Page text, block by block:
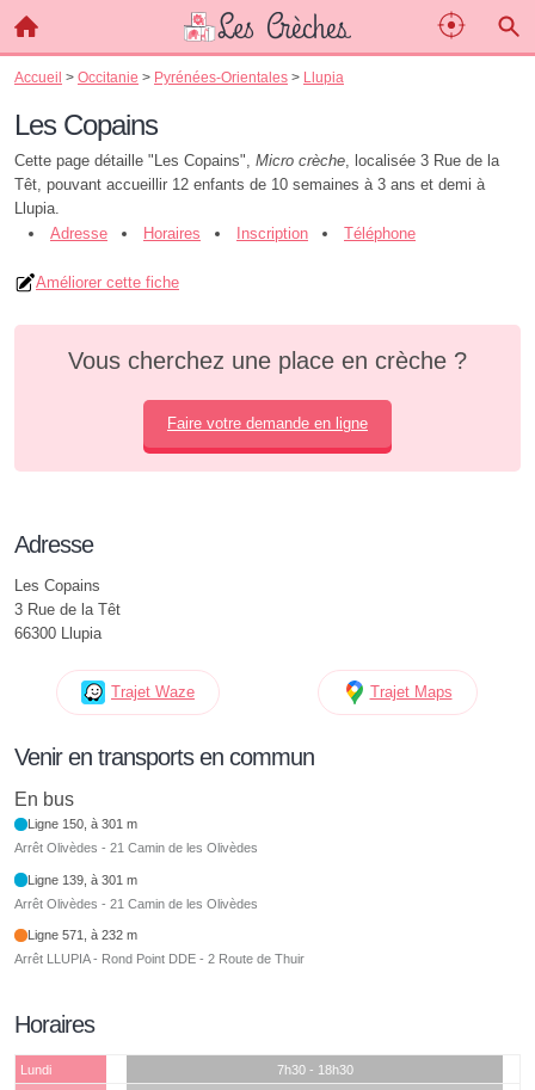
Accueil > Occitanie > Pyrénées-Orientales > Llupia
Les Copains
Cette page détaille "Les Copains", Micro crèche, localisée 3 Rue de la
Têt, pouvant accueillir 12 enfants de 10 semaines à 3 ans et demi à
Llupia.
Adresse
Horaires Inscription Téléphone
Améliorer cette fiche
Vous cherchez une place en crèche ?
Faire votre demande en ligne
Adresse
Les Copains
3 Rue de la Têt
66300 Llupia
Trajet Waze Trajet Maps
Venir en transports en commun
En bus
Ligne 150, à 301 m
Arrêt Olivèdes - 21 Camin de les Olivèdes
Ligne 139, à 301 m
Arrêt Olivèdes - 21 Camin de les Olivèdes
Ligne 571, à 232 m
Arrêt LLUPIA - Rond Point DDE - 2 Route de Thuir
Horaires
Lundi
7h30 - 18h30